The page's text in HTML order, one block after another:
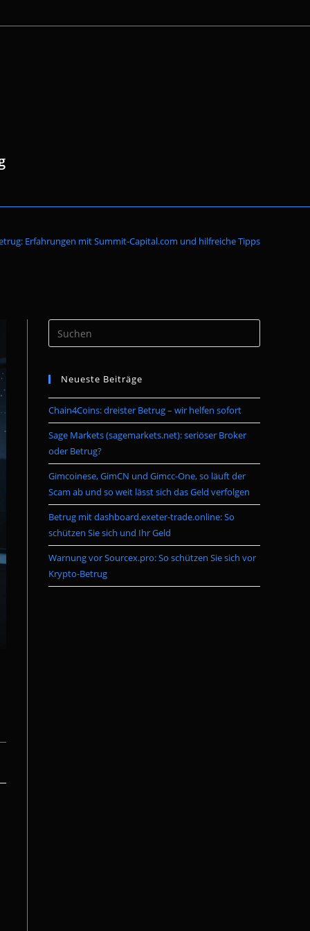
Suche
umschalten
Erfahrungen mit Summit-Capital.com und hilfreiche Tipps
Escape
the
Neueste Beiträge
Chain4Coins: dreister Betrug – wir helfen sofort
Sage Markets (sagemarkets.net): seriöser Broker
oder Betrug?
Gimcoinese, GimCN und Gimcc-One, so läuft der
Scam ab und so weit lässt sich das Geld verfolgen
Betrug mit dashboard.exeter-trade.online: So
schützen Sie sich und Ihr Geld
Warnung vor Sourcex.pro: So schützen Sie sich vor
Krypto-Betrug